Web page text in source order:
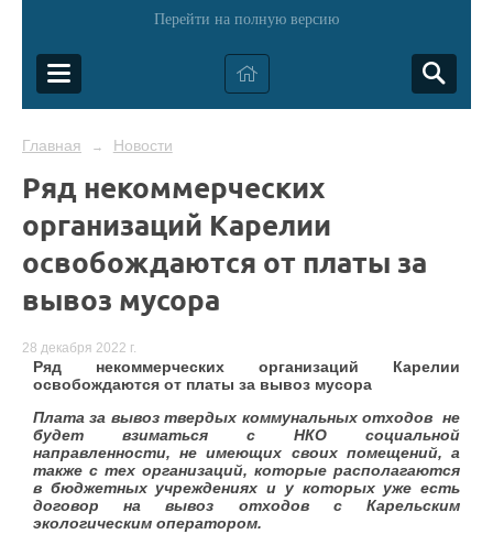
Перейти на полную версию
Главная → Новости
Ряд некоммерческих
организаций Карелии
освобождаются от платы за
вывоз мусора
28 декабря 2022 г.
Ряд некоммерческих организаций Карелии
освобождаются от платы за вывоз мусора
Плата за вывоз твердых коммунальных отходов не
будет взиматься с НКО социальной
направленности, не имеющих своих помещений, а
также с тех организаций, которые располагаются
в бюджетных учреждениях и у которых уже есть
договор на вывоз отходов с Карельским
экологическим оператором.